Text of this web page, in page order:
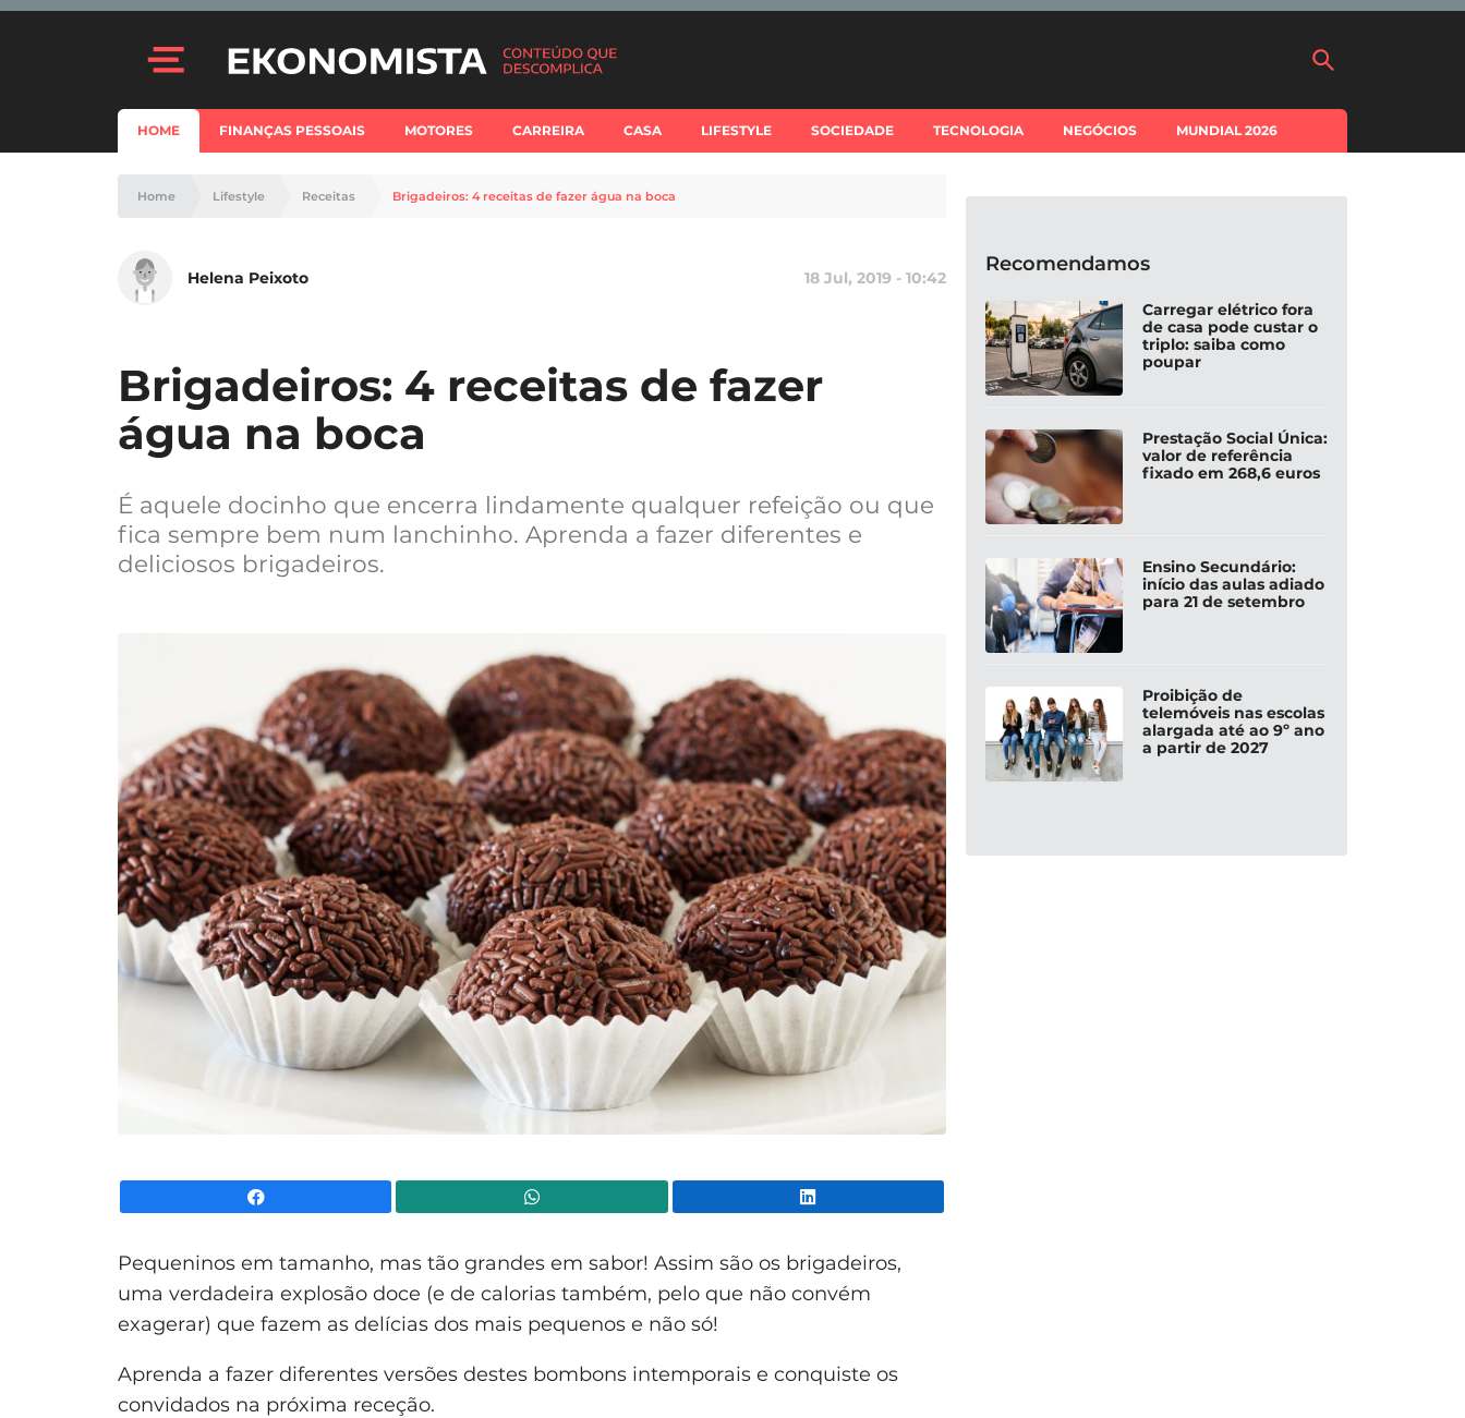
HOME FINANÇAS PESSOAIS MOTORES CARREIRA CASA LIFESTYLE SOCIEDADE TECNOLOGIA NEGÓCIOS MUNDIAL 2026
Home Lifestyle Receitas Brigadeiros: 4 receitas de fazer água na boca
Helena Peixoto 18 Jul, 2019 - 10:42
Brigadeiros: 4 receitas de fazer
água na boca
É aquele docinho que encerra lindamente qualquer refeição ou que
fica sempre bem num lanchinho. Aprenda a fazer diferentes e
deliciosos brigadeiros.
Pequeninos em tamanho, mas tão grandes em sabor! Assim são os brigadeiros,
uma verdadeira explosão doce (e de calorias também, pelo que não convém
exagerar) que fazem as delícias dos mais pequenos e não só!
Aprenda a fazer diferentes versões destes bombons intemporais e conquiste os
convidados na próxima receção.
Recomendamos
Carregar elétrico fora
de casa pode custar o
triplo: saiba como
poupar
Prestação Social Única:
valor de referência
fixado em 268,6 euros
Ensino Secundário:
início das aulas adiado
para 21 de setembro
Proibição de
telemóveis nas escolas
alargada até ao 9º ano
a partir de 2027